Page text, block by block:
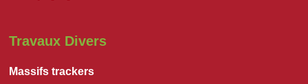
Travaux Divers
Massifs trackers